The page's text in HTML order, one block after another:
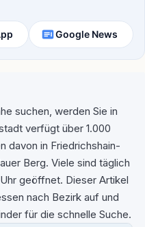
Google News
suchen, werden Sie in
verfügt über 1.000
davon in Friedrichshain-
Berg. Viele sind täglich
geöffnet. Dieser Artikel
nach Bezirk auf und
für die schnelle Suche.